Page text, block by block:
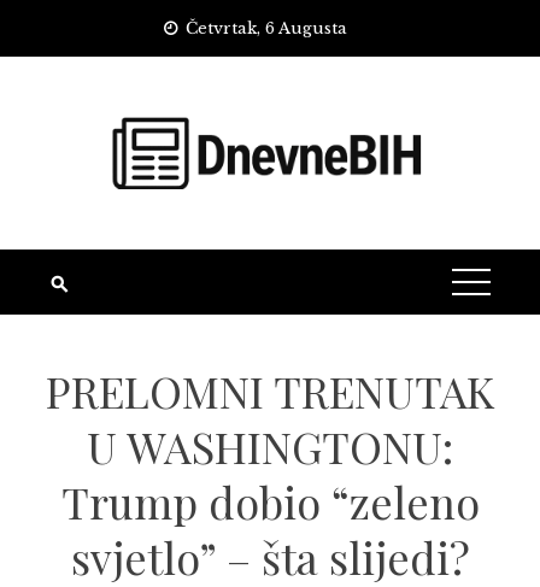
Četvrtak, 6 Augusta
PRELOMNI TRENUTAK
U WASHINGTONU:
Trump dobio “zeleno
svjetlo” – šta slijedi?